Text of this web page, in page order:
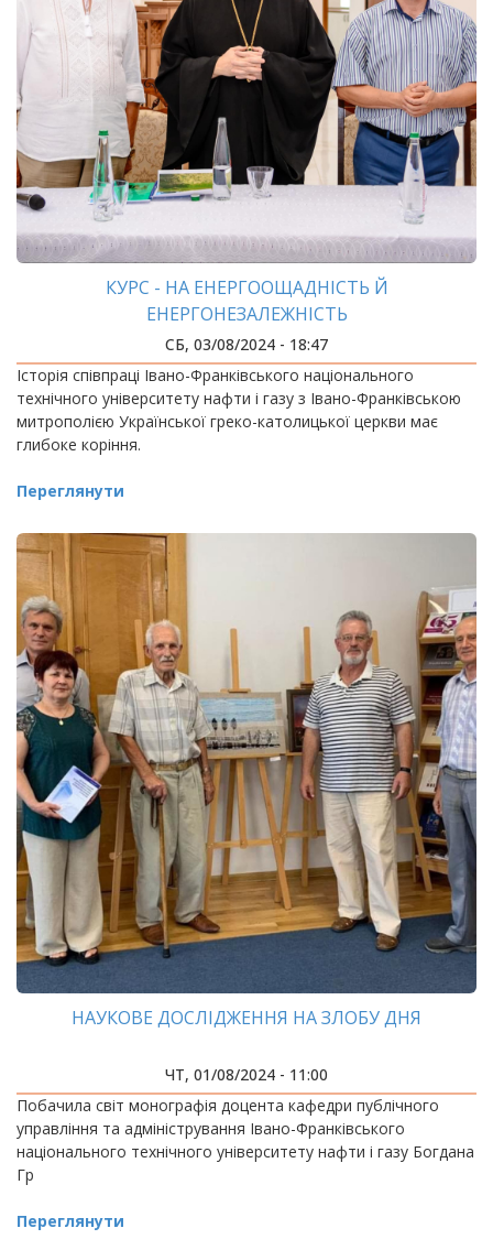
КУРС - НА ЕНЕРГООЩАДНІСТЬ Й
ЕНЕРГОНЕЗАЛЕЖНІСТЬ
СБ, 03/08/2024 - 18:47
Історія співпраці Івано-Франківського національного
технічного університету нафти і газу з Івано-Франківською
митрополією Української греко-католицької церкви має
глибоке коріння.
Переглянути
НАУКОВЕ ДОСЛІДЖЕННЯ НА ЗЛОБУ ДНЯ
ЧТ, 01/08/2024 - 11:00
Побачила світ монографія доцента кафедри публічного
управління та адміністрування Івано-Франківського
національного технічного університету нафти і газу Богдана
Гр
Переглянути